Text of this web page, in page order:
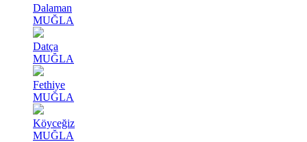
Dalaman
MUĞLA
Datça
MUĞLA
Fethiye
MUĞLA
Köyceğiz
MUĞLA